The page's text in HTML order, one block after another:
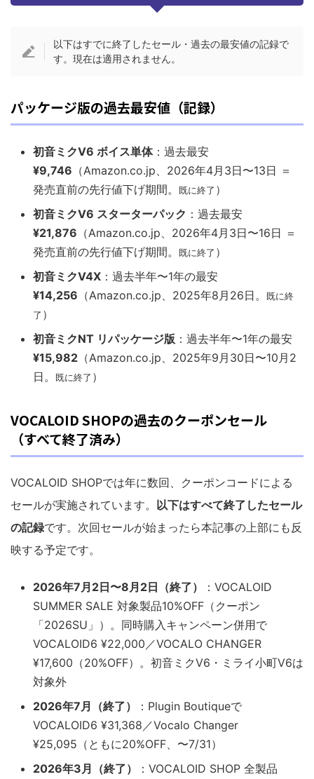
以下はすでに終了したセール・過去の最安値の記録で
す。現在は適用されません。
パッケージ版の過去最安値（記録）
初音ミクV6 ボイス単体：過去最安
¥9,746 （Amazon.co.jp、2026年4月3日〜13日 ＝
発売直前の先行値下げ期間。
既に終了 ）
初音ミクV6 スターターパック ：過去最安
¥21,876 （Amazon.co.jp、2026年4月3日〜16日 ＝
発売直前の先行値下げ期間。
既に終了 ）
初音ミクV4X ：過去半年〜1年の最安
¥14,256 （Amazon.co.jp、2025年8月26日。
既に終
了 ）
初音ミクNT リパッケージ版 ：過去半年〜1年の最安
¥15,982 （Amazon.co.jp、2025年9月30日〜10月2
日。
既に終了 ）
VOCALOID SHOPの過去のクーポンセール
（すべて終了済み）
VOCALOID SHOPでは年に数回、クーポンコードによる
セールが実施されています。 以下はすべて終了したセール
の記録です。次回セールが始まったら本記事の上部にも反
映する予定です。
2026年7月2日〜8月2日（終了）
：VOCALOID
SUMMER SALE 対象製品10%OFF（クーポン
「2026SU」）。同時購入キャンペーン併用で
VOCALOID6 ¥22,000／VOCALO CHANGER
¥17,600（20%OFF）。初音ミクV6・ミライ小町V6は
対象外
2026年7月（終了）
：Plugin Boutiqueで
VOCALOID6 ¥31,368／Vocalo Changer
¥25,095（ともに20%OFF、〜7/31）
2026年3月（終了）
：VOCALOID SHOP 全製品